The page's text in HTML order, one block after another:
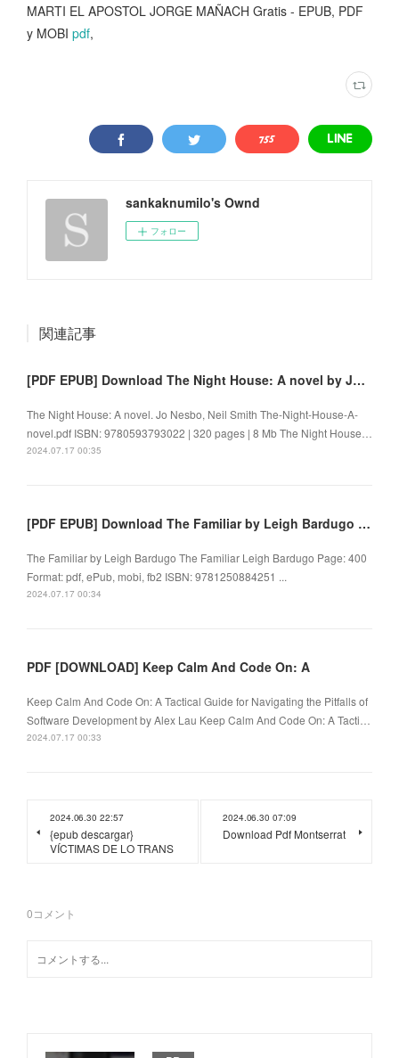
MARTI EL APOSTOL JORGE MAÑACH Gratis - EPUB, PDF
y MOBI pdf,
sankaknumilo's Ownd
フォロー
関連記事
[PDF EPUB] Download The Night House: A novel by Jo Nesbo, Neil Smith Full Book
The Night House: A novel. Jo Nesbo, Neil Smith The-Night-House-A-
novel.pdf ISBN: 9780593793022 | 320 pages | 8 Mb The Night House…
2024.07.17 00:35
[PDF EPUB] Download The Familiar by Leigh Bardugo Full Book
The Familiar by Leigh Bardugo The Familiar Leigh Bardugo Page: 400
Format: pdf, ePub, mobi, fb2 ISBN: 9781250884251 ...
2024.07.17 00:34
PDF [DOWNLOAD] Keep Calm And Code On: A
Keep Calm And Code On: A Tactical Guide for Navigating the Pitfalls of
Software Development by Alex Lau Keep Calm And Code On: A Tacti…
2024.07.17 00:33
2024.06.30 22:57
{epub descargar}
VÍCTIMAS DE LO TRANS
2024.06.30 07:09
Download Pdf Montserrat
0コメント